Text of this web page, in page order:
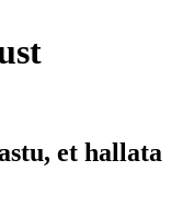
et hallata